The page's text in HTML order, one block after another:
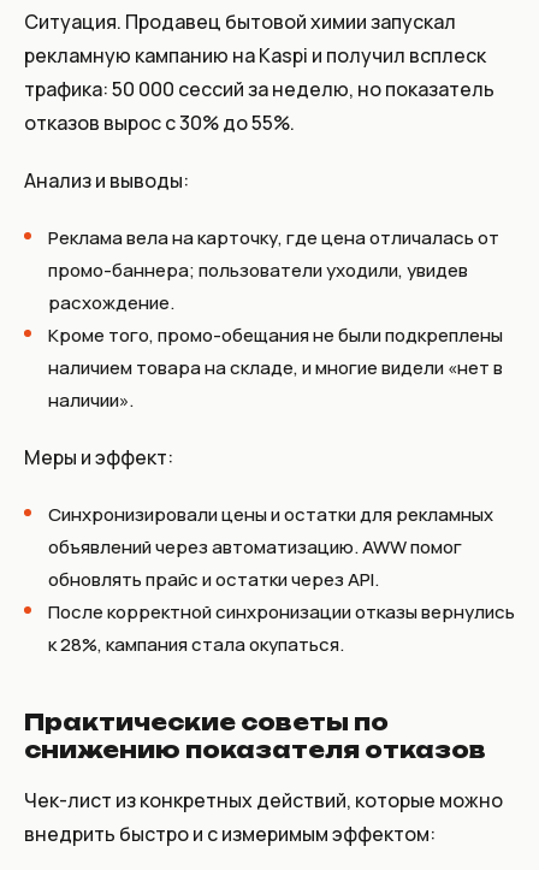
Ситуация. Продавец бытовой химии запускал
рекламную кампанию на Kaspi и получил всплеск
трафика: 50 000 сессий за неделю, но показатель
отказов вырос с 30% до 55%.
Анализ и выводы:
Реклама вела на карточку, где цена отличалась от
промо-баннера; пользователи уходили, увидев
расхождение.
Кроме того, промо-обещания не были подкреплены
наличием товара на складе, и многие видели «нет в
наличии».
Меры и эффект:
Синхронизировали цены и остатки для рекламных
объявлений через автоматизацию. AWW помог
обновлять прайс и остатки через API.
После корректной синхронизации отказы вернулись
к 28%, кампания стала окупаться.
Практические советы по
снижению показателя отказов
Чек-лист из конкретных действий, которые можно
внедрить быстро и с измеримым эффектом: